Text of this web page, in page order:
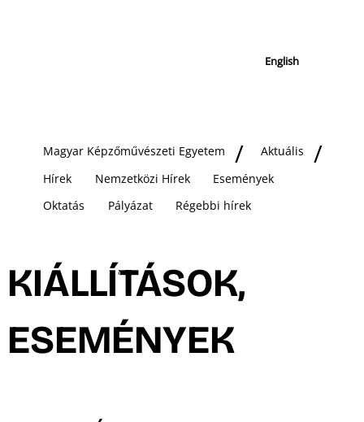
English
Magyar Képzőművészeti Egyetem
Aktuális
Hírek
Nemzetközi Hírek
Események
Oktatás
Pályázat Régebbi hírek
KIÁLLÍTÁSOK,
ESEMÉNYEK